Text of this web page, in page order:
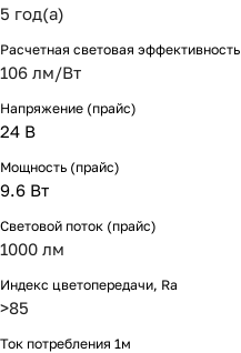
5 год(а)
Расчетная световая эффективность
106 лм/Вт
Напряжение (прайс)
24 В
Мощность (прайс)
9.6 Вт
Световой поток (прайс)
1000 лм
Индекс цветопередачи, Ra
>85
Ток потребления 1м